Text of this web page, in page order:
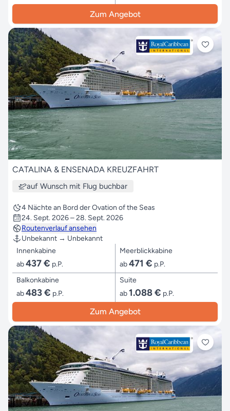
Zum Angebot
CATALINA & ENSENADA KREUZFAHRT
auf Wunsch mit Flug buchbar
4 Nächte an Bord der Ovation of the Seas
24. Sept. 2026 – 28. Sept. 2026
Routenverlauf ansehen
Unbekannt → Unbekannt
Innenkabine
ab437 € p.P.
Meerblickkabine
ab471 € p.P.
Balkonkabine
ab483 € p.P.
Suite
ab1.088 € p.P.
Zum Angebot